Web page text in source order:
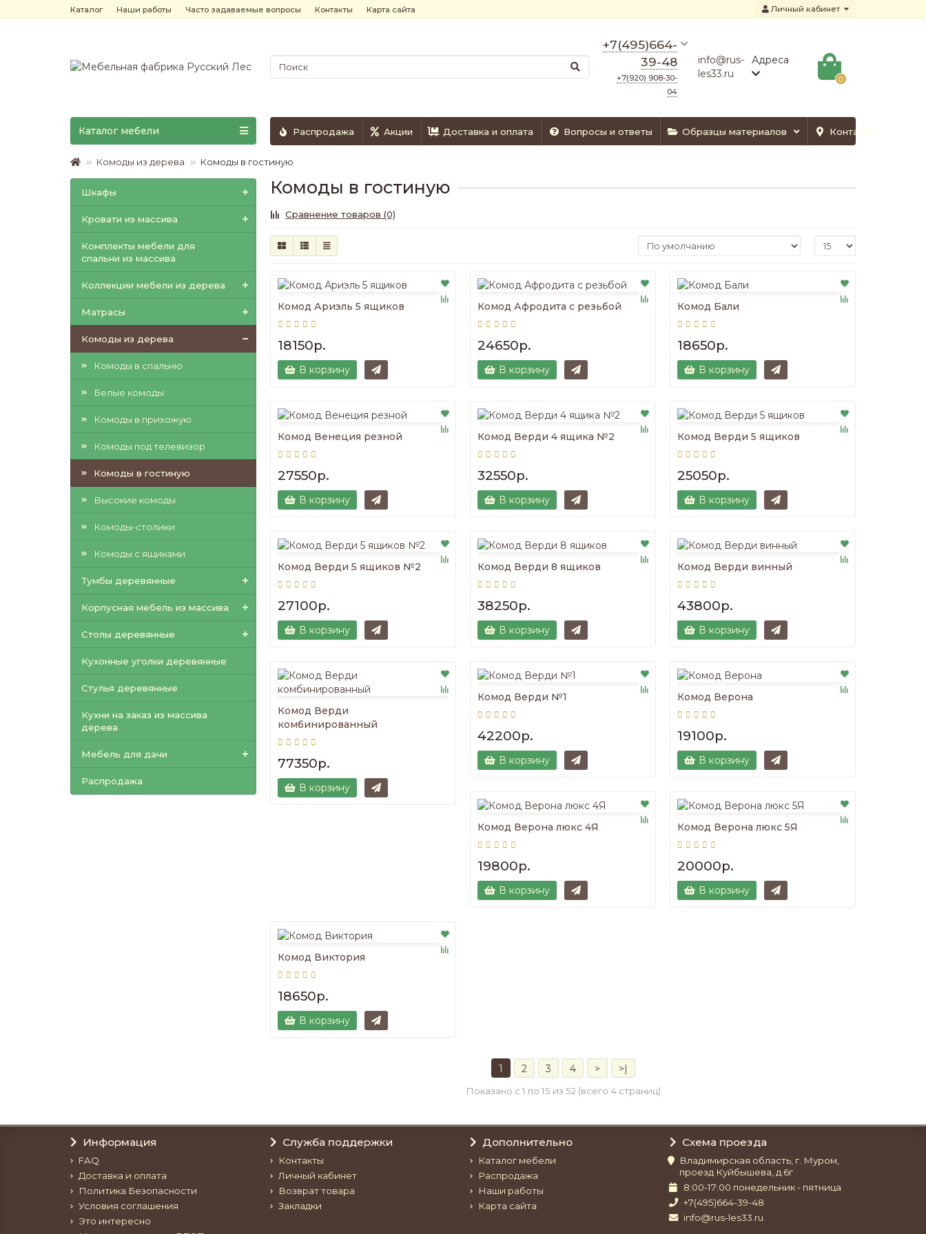
Личный кабинет
Каталог Наши работы Часто задаваемые вопросы Контакты Карта сайта
+7(495)664-
39-48
+7(920) 908-30-
04
info@rus-
les33.ru
Адреса
0
Каталог мебели Распродажа Акции Доставка и оплата Вопросы и ответы Образцы материалов Контакты
Комоды из дерева Комоды в гостиную
Шкафы
Кровати из массива
Комплекты мебели для
спальни из массива
Коллекции мебели из дерева
Матрасы
Комоды из дерева
Комоды в спальню
Белые комоды
Комоды в прихожую
Комоды под телевизор
Комоды в гостиную
Высокие комоды
Комоды-столики
Комоды с ящиками
Тумбы деревянные
Корпусная мебель из массива
Столы деревянные
Кухонные уголки деревянные
Стулья деревянные
Кухни на заказ из массива
дерева
Мебель для дачи
Распродажа
Комоды в гостиную
Сравнение товаров (0)
Комод Ариэль 5 ящиков
18150р.
В корзину
Комод Афродита с резьбой
24650р.
В корзину
Комод Бали
18650р.
В корзину
Комод Венеция резной
27550р.
В корзину
Комод Верди 4 ящика №2
32550р.
В корзину
Комод Верди 5 ящиков
25050р.
В корзину
Комод Верди 5 ящиков №2
27100р.
В корзину
Комод Верди 8 ящиков
38250р.
В корзину
Комод Верди винный
43800р.
В корзину
Комод Верди
комбинированный
77350р.
В корзину
Комод Верди №1
42200р.
В корзину
Комод Верона
19100р.
В корзину
Комод Верона люкс 4Я
19800р.
В корзину
Комод Верона люкс 5Я
20000р.
В корзину
Комод Виктория
18650р.
В корзину
1 2 3 4 > >|
Показано с 1 по 15 из 52 (всего 4 страниц)
Информация
FAQ
Доставка и оплата
Политика Безопасности
Условия соглашения
Это интересно
Служба поддержки
Контакты
Личный кабинет
Возврат товара
Закладки
Дополнительно
Каталог мебели
Распродажа
Наши работы
Карта сайта
Схема проезда
Владимирская область, г. Муром,
проезд Куйбышева, д.6г
8:00-17:00 понедельник - пятница
+7(495)664-39-48
info@rus-les33.ru